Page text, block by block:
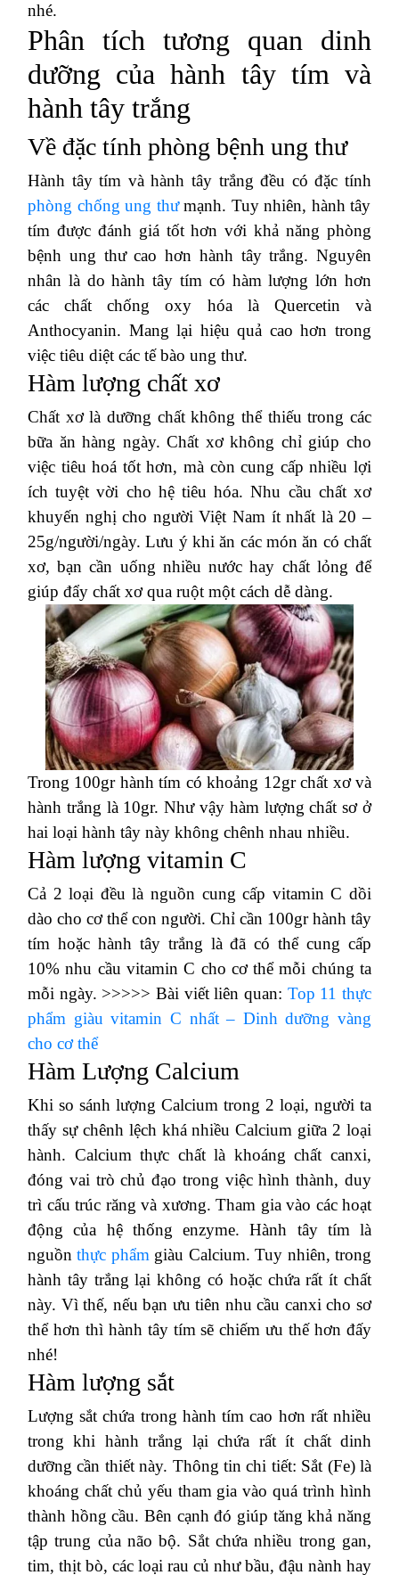
nhé.
Phân tích tương quan dinh
dưỡng của hành tây tím và
hành tây trắng
Về đặc tính phòng bệnh ung thư
Hành tây tím và hành tây trắng đều có đặc tính
phòng chống ung thưmạnh. Tuy nhiên, hành tây
tím được đánh giá tốt hơn với khả năng phòng
bệnh ung thư cao hơn hành tây trắng. Nguyên
nhân là do hành tây tím có hàm lượng lớn hơn
các chất chống oxy hóa là Quercetin và
Anthocyanin. Mang lại hiệu quả cao hơn trong
việc tiêu diệt các tế bào ung thư.
Hàm lượng chất xơ
Chất xơ là dưỡng chất không thể thiếu trong các
bữa ăn hàng ngày. Chất xơ không chỉ giúp cho
việc tiêu hoá tốt hơn, mà còn cung cấp nhiều lợi
ích tuyệt vời cho hệ tiêu hóa. Nhu cầu chất xơ
khuyến nghị cho người Việt Nam ít nhất là 20 –
25g/người/ngày. Lưu ý khi ăn các món ăn có chất
xơ, bạn cần uống nhiều nước hay chất lỏng để
giúp đẩy chất xơ qua ruột một cách dễ dàng.
Trong 100gr hành tím có khoảng 12gr chất xơ và
hành trắng là 10gr. Như vậy hàm lượng chất sơ ở
hai loại hành tây này không chênh nhau nhiều.
Hàm lượng vitamin C
Cả 2 loại đều là nguồn cung cấp vitamin C dồi
dào cho cơ thể con người. Chỉ cần 100gr hành tây
tím hoặc hành tây trắng là đã có thể cung cấp
10% nhu cầu vitamin C cho cơ thể mỗi chúng ta
mỗi ngày. >>>>> Bài viết liên quan: Top 11 thực
phẩm giàu vitamin C nhất – Dinh dưỡng vàng
cho cơ thể
Hàm Lượng Calcium
Khi so sánh lượng Calcium trong 2 loại, người ta
thấy sự chênh lệch khá nhiều Calcium giữa 2 loại
hành. Calcium thực chất là khoáng chất canxi,
đóng vai trò chủ đạo trong việc hình thành, duy
trì cấu trúc răng và xương. Tham gia vào các hoạt
động của hệ thống enzyme. Hành tây tím là
nguồn thực phẩmgiàu Calcium. Tuy nhiên, trong
hành tây trắng lại không có hoặc chứa rất ít chất
này. Vì thế, nếu bạn ưu tiên nhu cầu canxi cho sơ
thể hơn thì hành tây tím sẽ chiếm ưu thế hơn đấy
nhé!
Hàm lượng sắt
Lượng sắt chứa trong hành tím cao hơn rất nhiều
trong khi hành trắng lại chứa rất ít chất dinh
dưỡng cần thiết này. Thông tin chi tiết: Sắt (Fe) là
khoáng chất chủ yếu tham gia vào quá trình hình
thành hồng cầu. Bên cạnh đó giúp tăng khả năng
tập trung của não bộ. Sắt chứa nhiều trong gan,
tim, thịt bò, các loại rau củ như bầu, đậu nành hay